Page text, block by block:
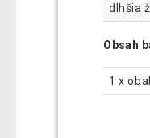
dlhšia
Obsah
1 x